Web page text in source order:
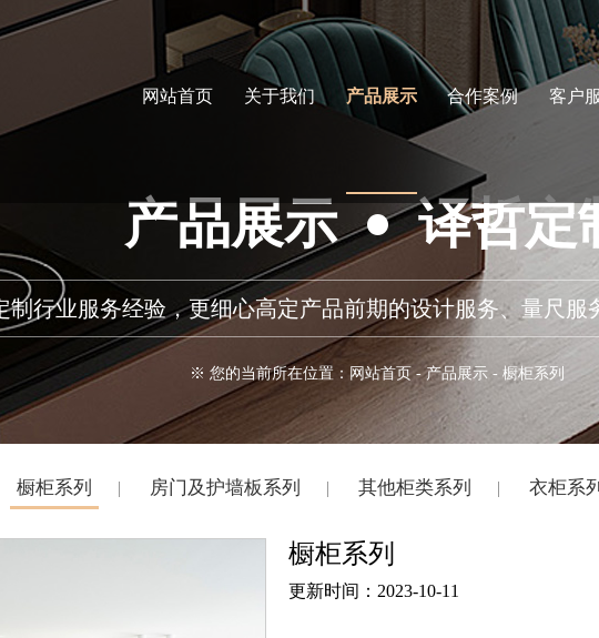
网站首页 关于我们 产品展示 合作案例 客户
产品展示 译哲定
制行业服务经验，更细心高定产品前期的设计服务、量尺服
※ 您的当前所在位置： 网站首页 -产品展示 - 橱柜系列
橱柜系列 房门及护墙板系列 其他柜类系列 衣柜系列
橱柜系列
更新时间：2023-10-11